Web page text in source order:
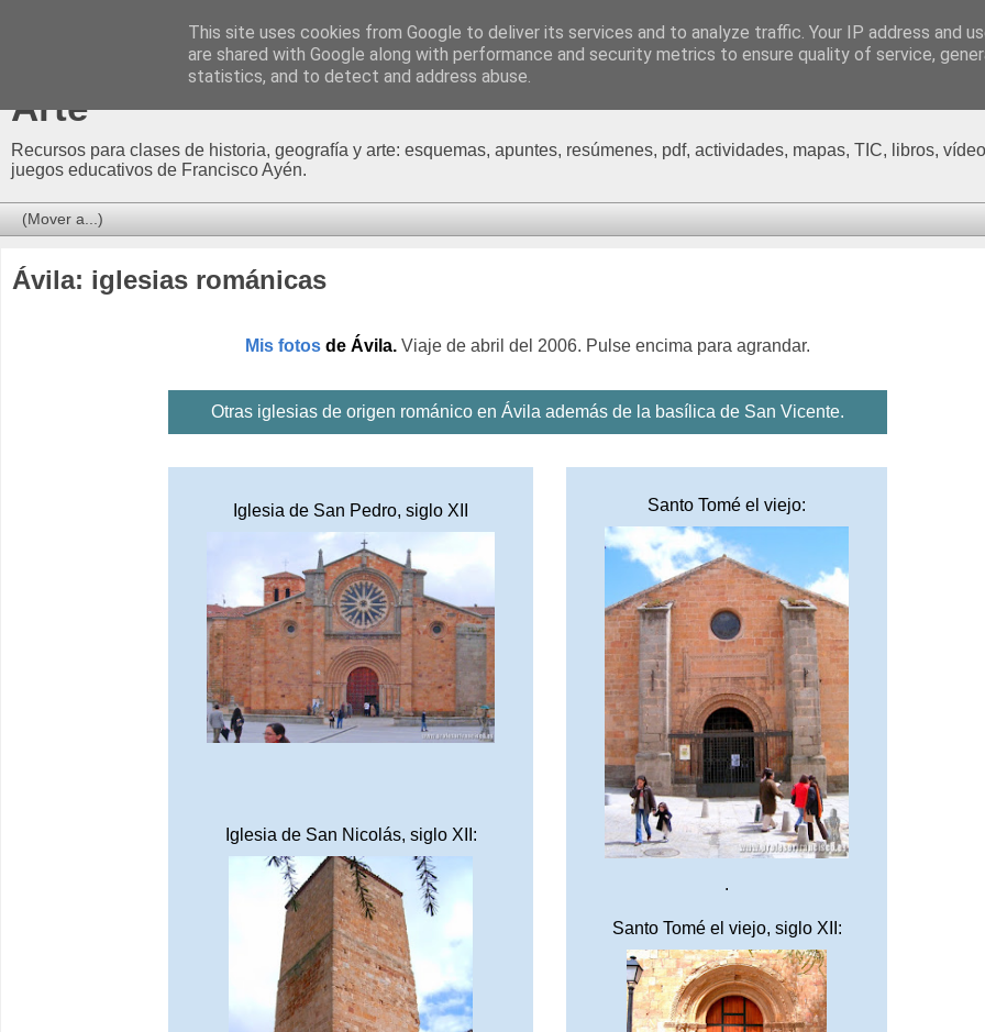
Profesor Francisco | Recursos de Geografía, Historia
Arte
Recursos para clases de historia, geografía y arte: esquemas, apuntes, resúmenes, pdf, actividades, mapas, TIC, libros,
juegos educativos de Francisco Ayén.
Ávila: iglesias románicas
Mis fotos de Ávila. Viaje de abril del 2006. Pulse encima para agrandar.
Otras iglesias de origen románico en Ávila además de la basílica de San Vicente.
Iglesia de San Pedro, siglo XII
Iglesia de San Nicolás, siglo XII:
Santo Tomé el viejo:
.
Santo Tomé el viejo, siglo XII:
This site uses cookies from Google to deliver its services and to analyze traffic. Your IP address and
are shared with Google along with performance and security metrics to ensure quality of service,
statistics, and to detect and address abuse.